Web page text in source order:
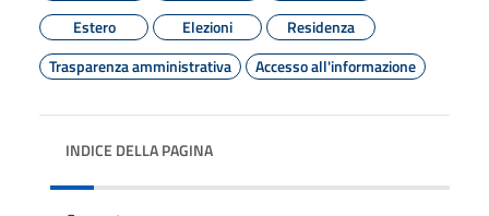
Estero
Elezioni
Residenza
Trasparenza amministrativa
Accesso all'informazione
INDICE DELLA PAGINA